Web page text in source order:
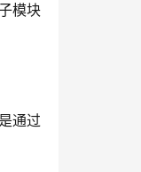
模块
通过